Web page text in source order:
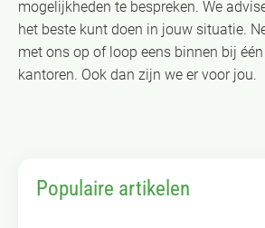
mogelijkheden te bespreken. We
het beste kunt doen in jouw situatie.
met ons op of loop eens binnen bij
kantoren. Ook dan zijn we er voor jou.
Populaire artikelen